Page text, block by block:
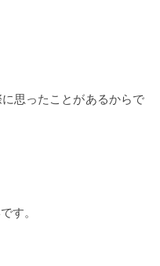
思ったことがあるからで
す。